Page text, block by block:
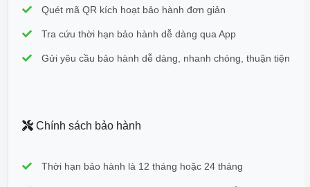
Quét mã QR kích hoạt bảo hành đơn giản
Tra cứu thời hạn bảo hành dễ dàng qua App
Gửi yêu cầu bảo hành dễ dàng, nhanh chóng, thuận tiện
Chính sách bảo hành
Thời hạn bảo hành là 12 tháng hoặc 24 tháng